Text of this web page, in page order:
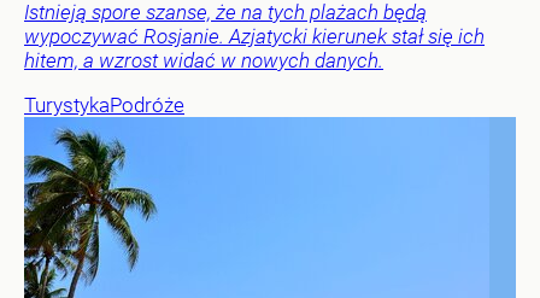
Istnieją spore szanse, że na tych plażach będą
wypoczywać Rosjanie. Azjatycki kierunek stał się ich
hitem, a wzrost widać w nowych danych.
TurystykaPodróże